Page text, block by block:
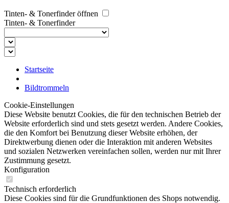
Tinten- & Tonerfinder öffnen
Tinten- & Tonerfinder
Startseite
Bildtrommeln
Cookie-Einstellungen
Diese Website benutzt Cookies, die für den technischen Betrieb der
Website erforderlich sind und stets gesetzt werden. Andere Cookies,
die den Komfort bei Benutzung dieser Website erhöhen, der
Direktwerbung dienen oder die Interaktion mit anderen Websites
und sozialen Netzwerken vereinfachen sollen, werden nur mit Ihrer
Zustimmung gesetzt.
Konfiguration
Technisch erforderlich
Diese Cookies sind für die Grundfunktionen des Shops notwendig.